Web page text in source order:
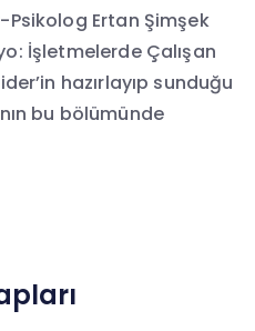
Psikolog Ertan Şimşek
İşletmelerde Çalışan
hazırlayıp sunduğu
bu bölümünde